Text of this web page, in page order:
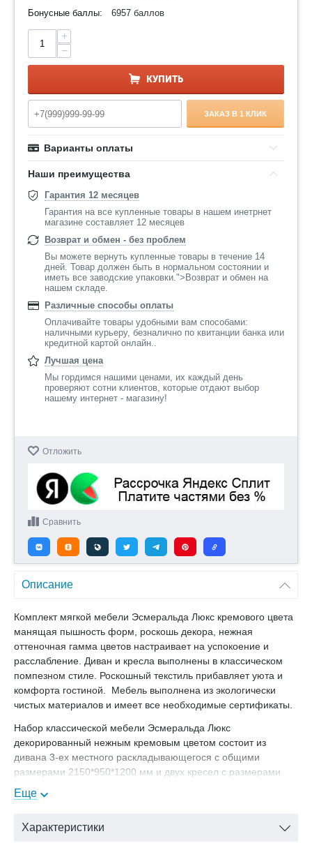
Бонусные баллы:
6957 баллов
+
−
КУПИТЬ
ЗАКАЗ В 1 КЛИК
Варианты оплаты
Наши преимущества
Гарантия 12 месяцев
Гарантия на все купленные товары в нашем инетрнет
магазине составляет 12 месяцев
Возврат и обмен - без проблем
Вы можете вернуть купленные товары в течение 14
дней. Товар должен быть в нормальном состоянии и
иметь все заводские упаковки.">Возврат и обмен на
нашем складе.
Различные способы оплаты
Оплачивайте товары удобными вам способами:
наличными курьеру, безналично по квитанции банка или
кредитной картой онлайн..
Лучшая цена
Мы гордимся нашими ценами, их каждый день
проверяют сотни клиентов, которые отдают выбор
нашему интернет - магазину!
Отложить
Сравнить
Описание
Комплект мягкой мебели Эсмеральда Люкс кремового цвета
манящая пышность форм, роскошь декора, нежная
оттеночная гамма цветов настраивает на успокоение и
расслабление. Диван и кресла выполнены в классическом
помпезном стиле. Роскошный текстиль прибавляет уюта и
комфорта гостиной. Мебель выполнена из экологически
чистых материалов и имеет все необходимые сертификаты.
Набор классической мебели Эсмеральда Люкс
декорированный нежным кремовым цветом состоит из
дивана 3-ех местного раскладывающегося с общими
размерами 2150*950*1200 мм и двух кресел с размерами
1200*950*1200 мм.
мебели Эсмеральда Люкс декор крем с доставкой
Еще
Характеристики